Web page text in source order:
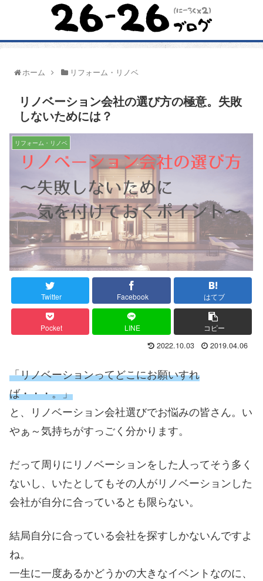
ホーム リフォーム・リノベ
リノベーション会社の選び方の極意。失敗
しないためには？
リフォーム・リノベ
Twitter Facebook はてブ
Pocket LINE コピー
2022.10.03 2019.04.06
「リノベーションってどこにお願いすれ
ば・・・。」
と、リノベーション会社選びでお悩みの皆さん。い
やぁ～気持ちがすっごく分かります。
だって周りにリノベーションをした人ってそう多く
ないし、いたとしてもその人がリノベーションした
会社が自分に合っているとも限らない。
結局自分に合っている会社を探すしかないんですよ
ね。
一生に一度あるかどうかの大きなイベントなのに、